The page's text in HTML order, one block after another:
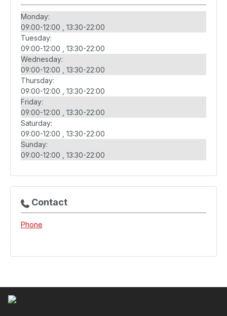
Monday:
09:00-12:00
13:30-22:00
Tuesday:
09:00-12:00
13:30-22:00
Wednesday:
09:00-12:00
13:30-22:00
Thursday:
09:00-12:00
13:30-22:00
Friday:
09:00-12:00
13:30-22:00
Saturday:
09:00-12:00
13:30-22:00
Sunday:
09:00-12:00
13:30-22:00
Contact
Phone